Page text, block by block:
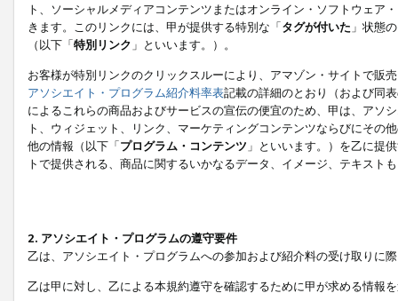
ト、ソーシャルメディアコンテンツまたはオンライン・ソフトウェア
きます。このリンクには、甲が提供する特別な「タグが付いた 」状態
（以下「特別リンク 」といいます。）。
お客様が特別リンクのクリックスルーにより、アマゾン・サイトで販
アソシエイト・プログラム紹介料率表記載の詳細のとおり（および同
によるこれらの商品およびサービスの宣伝の便宜のため、甲は、アソ
ト、ウィジェット、リンク、マーケティングコンテンツならびにその
他の情報（以下「プログラム・コンテンツ 」といいます。）を乙に提
トで提供される、商品に関するいかなるデータ、イメージ、テキス
2. アソシエイト・プログラムの遵守要件
乙は、アソシエイト・プログラムへの参加および紹介料の受け取りに
乙は甲に対し、乙による本規約遵守を確認するために甲が求める情報